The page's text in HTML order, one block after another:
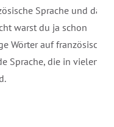
Sprache und das
warst du ja schon
Wörter auf französisch.
Sprache, die in vielen